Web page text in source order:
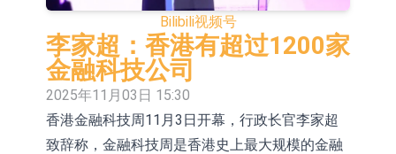
依米康：海外交付以东南亚、中东市
场为主 并已取得欧美相关认证
上交所：财通多策略福鑫定期开放灵
活配置混合型发起式证券投资基金临
时停牌
上交所：景顺长城全球半导体芯片产
业股票型证券投资基金临时停牌
【异动股】港股跌幅榜前十，卡森国
Bilibili视频号
李家超：香港有超过1200家
金融科技公司
2025年11月03日 15:30
香港金融科技周11月3日开幕，行政长官李家超
致辞称，金融科技周是香港史上最大规模的金融